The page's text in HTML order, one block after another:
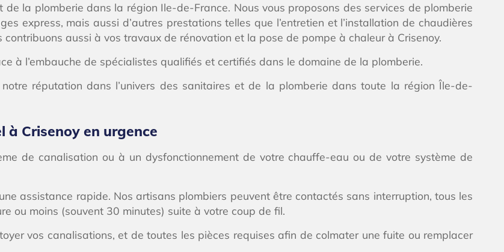
de la plomberie dans la région Ile-de-France. Nous vous proposons des services de plomberie
express, mais aussi d’autres prestations telles que l’entretien et l’installation de chaudières
aussi à vos travaux de rénovation et la pose de pompe à chaleur à Crisenoy.
à l’embauche de spécialistes qualifiés et certifiés dans le domaine de la plomberie.
réputation dans l’univers des sanitaires et de la plomberie dans toute la région Île-de-
à Crisenoy en urgence
de canalisation ou à un dysfonctionnement de votre chauffe-eau ou de votre système de
assistance rapide. Nos artisans plombiers peuvent être contactés sans interruption, tous les
ou moins (souvent 30 minutes) suite à votre coup de fil.
vos canalisations, et de toutes les pièces requises afin de colmater une fuite ou remplacer